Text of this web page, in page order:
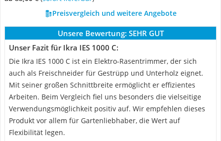
Preisvergleich und weitere Angebote
Unsere Bewertung: SEHR GUT
Unser Fazit für Ikra IES 1000 C:
Die Ikra IES 1000 C ist ein Elektro-Rasentrimmer, der sich
auch als Freischneider für Gestrüpp und Unterholz eignet.
Mit seiner großen Schnittbreite ermöglicht er effizientes
Arbeiten. Beim Vergleich fiel uns besonders die vielseitige
Verwendungsmöglichkeit positiv auf. Wir empfehlen dieses
Produkt vor allem für Gartenliebhaber, die Wert auf
Flexibilität legen.